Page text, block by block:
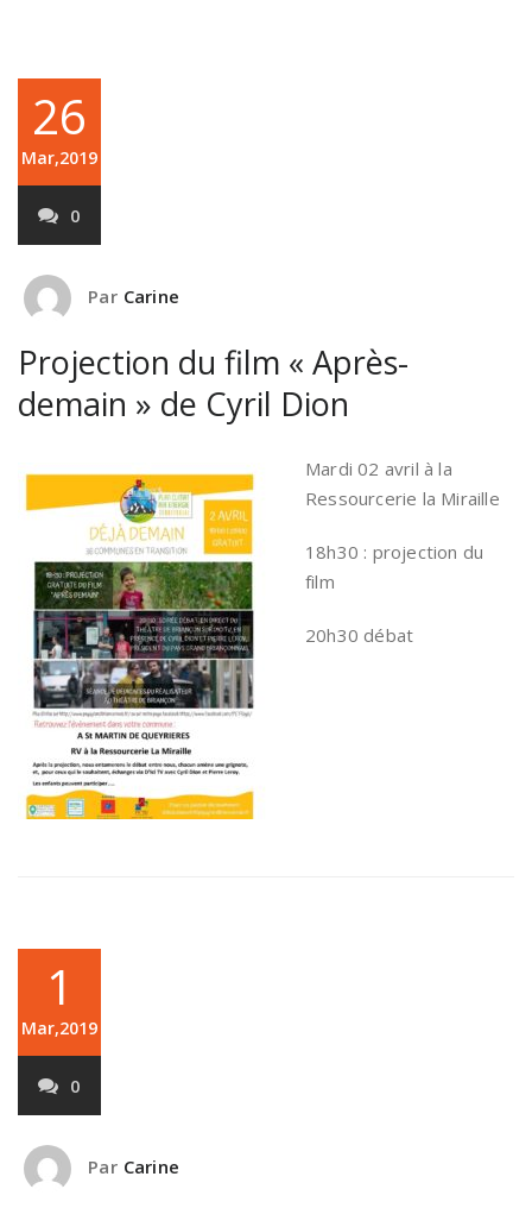
26
Mar,2019
0
Par Carine
Projection du film « Après-
demain » de Cyril Dion
Mardi 02 avril à la
Ressourcerie la Miraille
18h30 : projection du
film
20h30 débat
1
Mar,2019
0
Par Carine